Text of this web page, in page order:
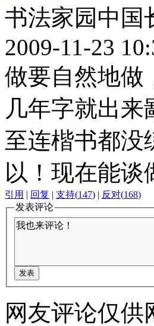
书法家园中
2009-11-23
做要自然地做
几年字就出
至连楷书都没
以！现在能谈
引用 | 回复 | 支持(147) | 反对(168)
发表评论
网友评论仅